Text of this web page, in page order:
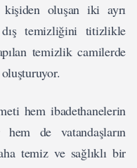
kişiden oluşan iki ayrı
temizliğini titizlikle
temizlik camilerde
hem ibadethanelerin
hem de vatandaşların
temiz ve sağlıklı bir